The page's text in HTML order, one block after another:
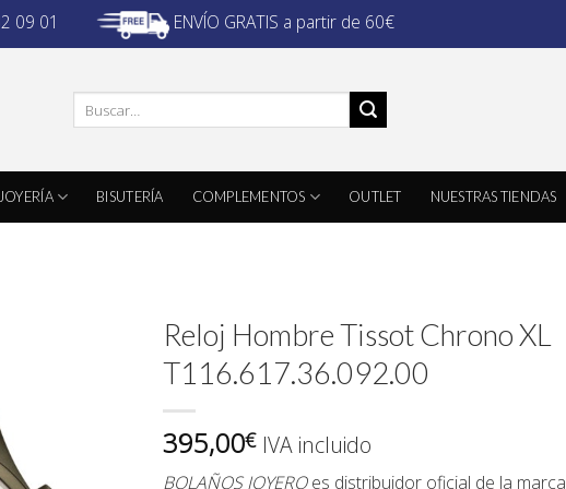
09 01 ENVÍO GRATIS a partir de 60€
por:
JOYERÍA BISUTERÍA COMPLEMENTOS OUTLET NUESTRAS TIENDAS
Reloj Hombre Tissot Chrono XL
T116.617.36.092.00
395,00€ IVA incluido
BOLAÑOS JOYEROes distribuidor oficial de la marca